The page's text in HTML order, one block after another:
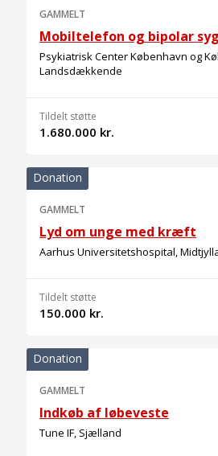
GAMMELT
Mobiltelefon og bipolar
Psykiatrisk Center København og
Landsdækkende
Tildelt støtte
1.680.000 kr.
Donation
GAMMELT
Lyd om unge med kræft
Aarhus Universitetshospital,
Tildelt støtte
150.000 kr.
Donation
GAMMELT
Indkøb af løbeveste
Tune IF, Sjælland